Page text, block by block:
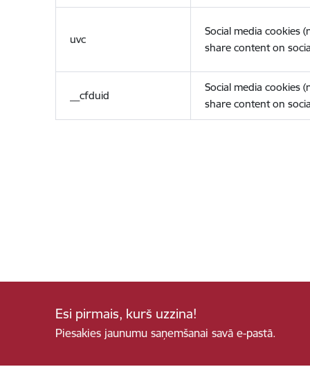
uvc
Social media cookies
share content on
__cfduid
Social media cookies
share content on
Esi pirmais, kurš uzzina!
Piesakies jaunumu saņemšanai savā e-pastā.